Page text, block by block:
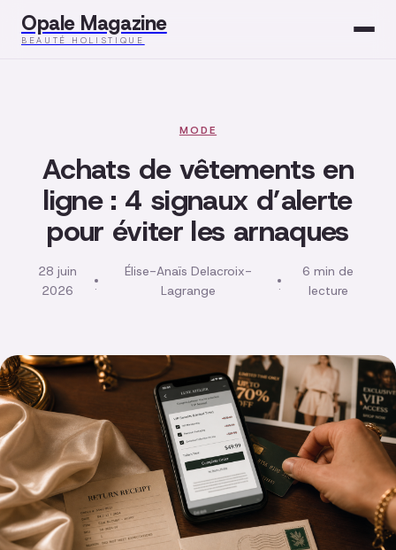
Opale Magazine
BEAUTÉ HOLISTIQUE
Mode
Développement
Bien-être
MODE
Achats de vêtements en
ligne : 4 signaux d’alerte
pour éviter les arnaques
28 juin
2026
·
Élise-Anaïs Delacroix-
Lagrange
·
6 min de
lecture